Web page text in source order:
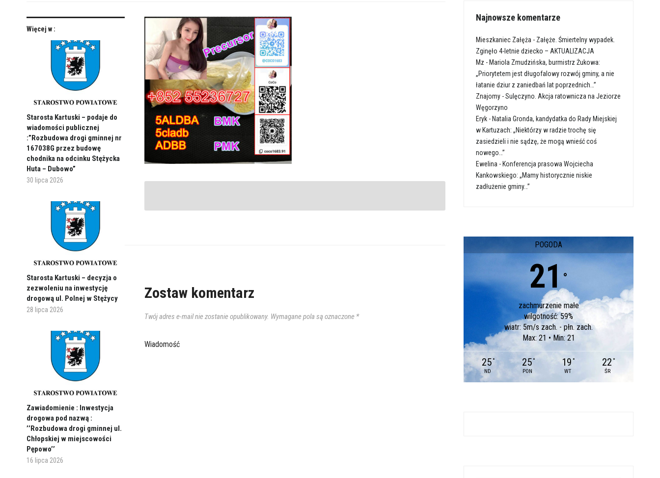
Więcej w :
Starosta Kartuski – podaje do
wiadomości publicznej
:”Rozbudowa drogi gminnej nr
167038G przez budowę
chodnika na odcinku Stężycka
Huta – Dubowo”
30 lipca 2026
Starosta Kartuski – decyzja o
zezwoleniu na inwestycję
drogową ul. Polnej w Stężycy
28 lipca 2026
Zawiadomienie : Inwestycja
drogowa pod nazwą :
’’Rozbudowa drogi gminnej ul.
Chłopskiej w miejscowości
Pępowo’’
16 lipca 2026
Zostaw komentarz
Twój adres e-mail nie zostanie opublikowany. Wymagane pola są oznaczone *
Wiadomość
Najnowsze komentarze
Mieszkaniec Załęża - Załęże. Śmiertelny wypadek.
Zginęło 4-letnie dziecko – AKTUALIZACJA
Mz - Mariola Zmudzińska, burmistrz Żukowa:
„Priorytetem jest długofalowy rozwój gminy, a nie
łatanie dziur z zaniedbań lat poprzednich…”
Znajomy -Sulęczyno. Akcja ratownicza na Jeziorze
Węgorzyno
Eryk - Natalia Gronda, kandydatka do Rady Miejskiej
w Kartuzach: „Niektórzy w radzie trochę się
zasiedzieli i nie sądzę, że mogą wnieść coś
nowego…”
Ewelina - Konferencja prasowa Wojciecha
Kankowskiego: „Mamy historycznie niskie
zadłużenie gminy…”
POGODA
21 °
zachmurzenie małe
wilgotność: 59%
wiatr: 5m/s zach. - płn. zach.
Max: 21 • Min: 21
25 °
ND
25 °
PON
19 °
WT
22 °
ŚR